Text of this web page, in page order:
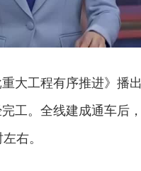
大工程有序推进》播
工。全线建成通车后
右。